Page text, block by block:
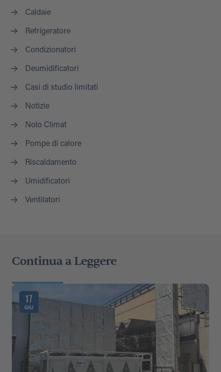
Caldaie
Refrigeratore
Condizionatori
Deumidificatori
Casi di studio limitati
Notizie
Nolo Climat
Pompe di calore
Riscaldamento
Umidificatori
Ventilatori
Continua a Leggere
17
GIU